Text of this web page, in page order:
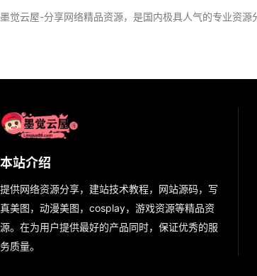
墨觉云屋-分享网络精品资源，是国内极具人气的专业资源
本站介绍
提供网络资源分享，建站技术教程，网站源码，写
真美图，动漫美图，cosplay，游戏资源等精品资
源。在为用户提供最好的产品同时，保证优秀的服
务质量。